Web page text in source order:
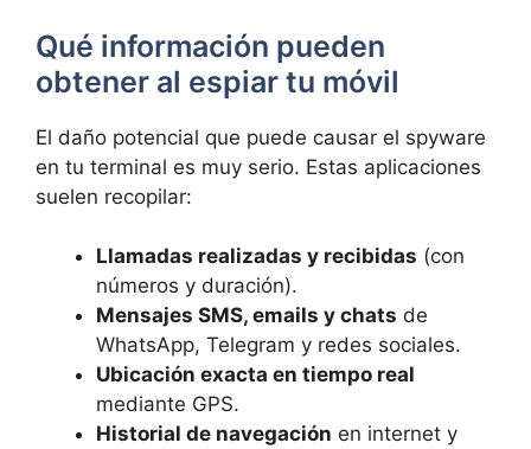
Qué información pueden
obtener al espiar tu móvil
El daño potencial que puede causar el spyware
en tu terminal es muy serio. Estas aplicaciones
suelen recopilar:
Llamadas realizadas y recibidas (con
números y duración).
Mensajes SMS, emails y chats de
WhatsApp, Telegram y redes sociales.
Ubicación exacta en tiempo real
mediante GPS.
Historial de navegación en internet y